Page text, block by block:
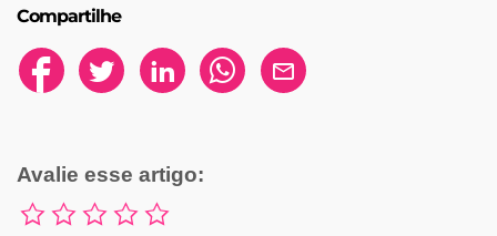
Compartilhe
Avalie esse artigo: